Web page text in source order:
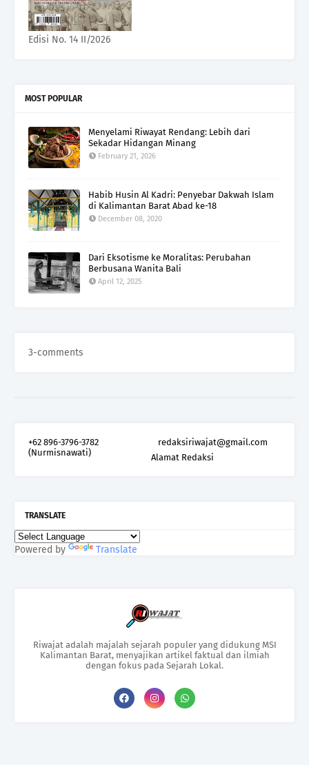
Edisi No. 14 II/2026
MOST POPULAR
Menyelami Riwayat Rendang: Lebih dari
Sekadar Hidangan Minang
February 21, 2026
Habib Husin Al Kadri: Penyebar Dakwah Islam
di Kalimantan Barat Abad ke-18
December 08, 2020
Dari Eksotisme ke Moralitas: Perubahan
Berbusana Wanita Bali
April 12, 2025
3-comments
+62 896-3796-3782
(Nurmisnawati)
redaksiriwajat@gmail.com
Alamat Redaksi
TRANSLATE
Powered by Translate
Riwajat adalah majalah sejarah populer yang didukung MSI
Kalimantan Barat, menyajikan artikel faktual dan ilmiah
dengan fokus pada Sejarah Lokal.